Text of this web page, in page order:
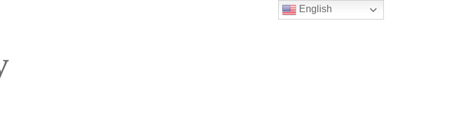
English